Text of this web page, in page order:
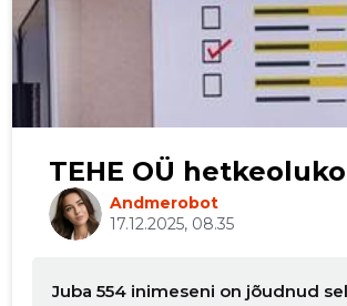
TEHE OÜ
Andmerobot
17.12.2025, 08.35
Juba 554 inimeseni on jõudnud